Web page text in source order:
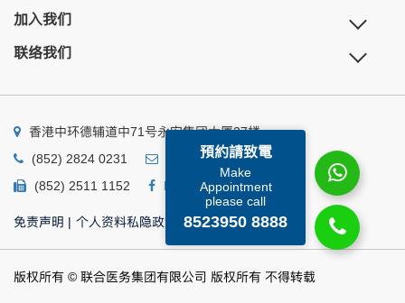
預約請致電
Make
Appointment
please call
8523950 8888
加入我们
联络我们
香港中环德辅道中71号永安集团大厦27楼
(852) 2824 0231
business@ump.com.hk
(852) 2511 1152
Facebook Linkedin
免责声明 | 个人资料私隐政策 | 个人资料收集声明
版权所有 © 联合医务集团有限公司 版权所有 不得转载